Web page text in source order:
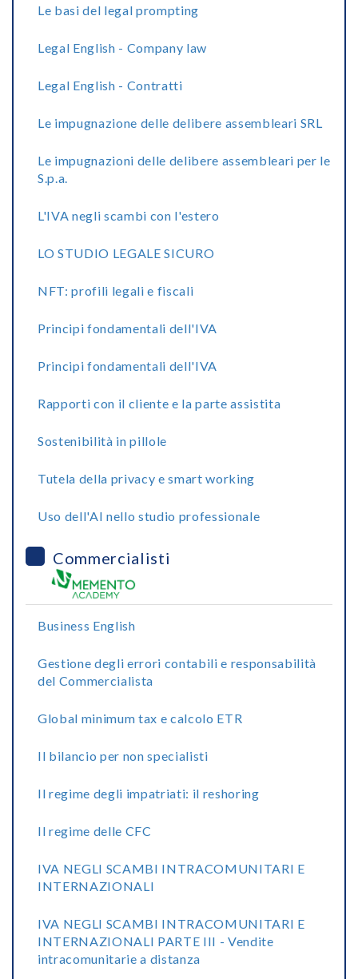
Le basi del legal prompting
Legal English - Company law
Legal English - Contratti
Le impugnazione delle delibere assembleari SRL
Le impugnazioni delle delibere assembleari per le
S.p.a.
L'IVA negli scambi con l'estero
LO STUDIO LEGALE SICURO
NFT: profili legali e fiscali
Principi fondamentali dell'IVA
Principi fondamentali dell'IVA
Rapporti con il cliente e la parte assistita
Sostenibilità in pillole
Tutela della privacy e smart working
Uso dell'AI nello studio professionale
Commercialisti
Business English
Gestione degli errori contabili e responsabilità
del Commercialista
Global minimum tax e calcolo ETR
Il bilancio per non specialisti
Il regime degli impatriati: il reshoring
Il regime delle CFC
IVA NEGLI SCAMBI INTRACOMUNITARI E
INTERNAZIONALI
IVA NEGLI SCAMBI INTRACOMUNITARI E
INTERNAZIONALI PARTE III - Vendite
intracomunitarie a distanza